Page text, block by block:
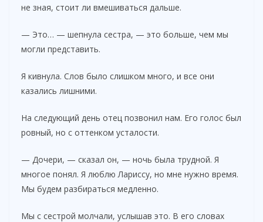
не зная, стоит ли вмешиваться дальше.
— Это… — шепнула сестра, — это больше, чем мы
могли представить.
Я кивнула. Слов было слишком много, и все они
казались лишними.
На следующий день отец позвонил нам. Его голос был
ровный, но с оттенком усталости.
— Дочери, — сказал он, — ночь была трудной. Я
многое понял. Я люблю Лариссу, но мне нужно время.
Мы будем разбираться медленно.
Мы с сестрой молчали, услышав это. В его словах